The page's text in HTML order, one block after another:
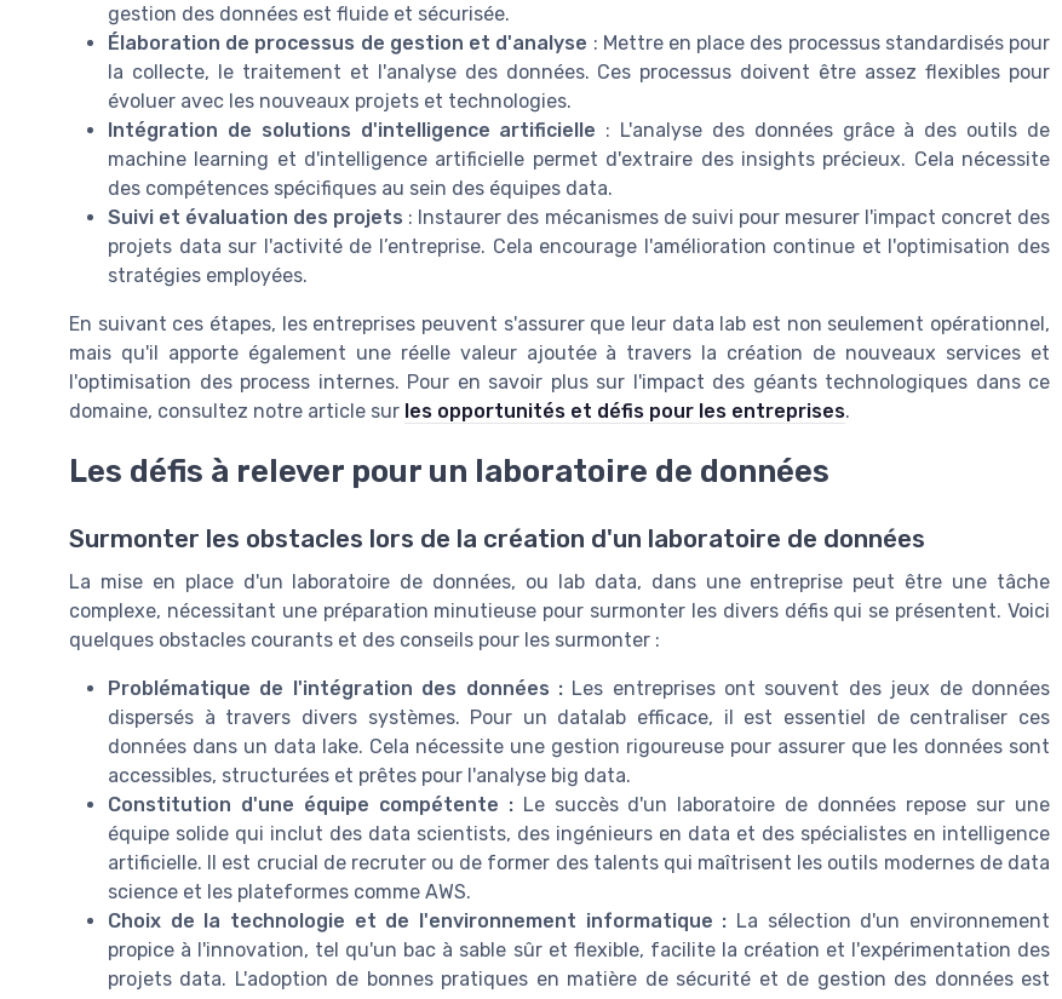
gestion des données est fluide et sécurisée.
Élaboration de processus de gestion et d'analyse : Mettre en place des processus standardisés pour
la collecte, le traitement et l'analyse des données. Ces processus doivent être assez flexibles pour
évoluer avec les nouveaux projets et technologies.
Intégration de solutions d'intelligence artificielle : L'analyse des données grâce à des outils de
machine learning et d'intelligence artificielle permet d'extraire des insights précieux. Cela nécessite
des compétences spécifiques au sein des équipes data.
Suivi et évaluation des projets : Instaurer des mécanismes de suivi pour mesurer l'impact concret des
projets data sur l'activité de l’entreprise. Cela encourage l'amélioration continue et l'optimisation des
stratégies employées.
En suivant ces étapes, les entreprises peuvent s'assurer que leur data lab est non seulement opérationnel,
mais qu'il apporte également une réelle valeur ajoutée à travers la création de nouveaux services et
l'optimisation des process internes. Pour en savoir plus sur l'impact des géants technologiques dans ce
domaine, consultez notre article sur les opportunités et défis pour les entreprises.
Les défis à relever pour un laboratoire de données
Surmonter les obstacles lors de la création d'un laboratoire de données
La mise en place d'un laboratoire de données, ou lab data, dans une entreprise peut être une tâche
complexe, nécessitant une préparation minutieuse pour surmonter les divers défis qui se présentent. Voici
quelques obstacles courants et des conseils pour les surmonter :
Problématique de l'intégration des données :Les entreprises ont souvent des jeux de données
dispersés à travers divers systèmes. Pour un datalab efficace, il est essentiel de centraliser ces
données dans un data lake. Cela nécessite une gestion rigoureuse pour assurer que les données sont
accessibles, structurées et prêtes pour l'analyse big data.
Constitution d'une équipe compétente :Le succès d'un laboratoire de données repose sur une
équipe solide qui inclut des data scientists, des ingénieurs en data et des spécialistes en intelligence
artificielle. Il est crucial de recruter ou de former des talents qui maîtrisent les outils modernes de data
science et les plateformes comme AWS.
Choix de la technologie et de l'environnement informatique : La sélection d'un environnement
propice à l'innovation, tel qu'un bac à sable sûr et flexible, facilite la création et l'expérimentation des
projets data. L'adoption de bonnes pratiques en matière de sécurité et de gestion des données est